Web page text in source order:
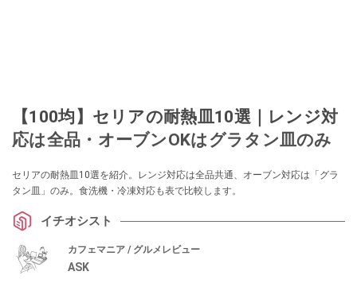
【100均】セリアの耐熱皿10選｜レンジ対
応は全品・オーブンOKはグラタン皿のみ
セリアの耐熱皿10選を紹介。レンジ対応は全品共通、オーブン対応は「グラ
タン皿」のみ。食洗機・冷凍対応も表で比較します。
イチオシスト
カフェマニア / グルメレビュー
ASK